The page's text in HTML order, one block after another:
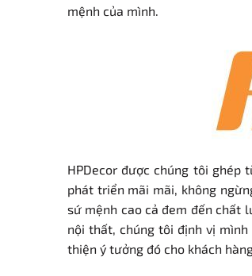
mệnh của mình.
HPDecor được chúng tôi ghép
phát triển mãi mãi, không
sứ mệnh cao cả đem đến chất
nội thất, chúng tôi định vị
thiện ý tưởng đó cho khách